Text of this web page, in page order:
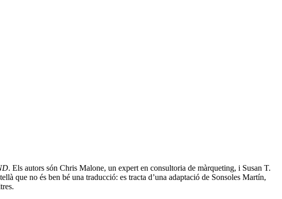
. Els autors són Chris Malone, un expert en consultoria de màrqueting, i Susan T.
que no és ben bé una traducció: es tracta d’una adaptació de Sonsoles Martín,